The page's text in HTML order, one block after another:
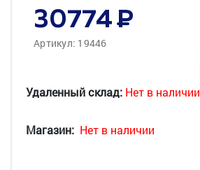
30774
Артикул: 19446
Удаленный склад: Нет в наличии
Магазин: Нет в наличии